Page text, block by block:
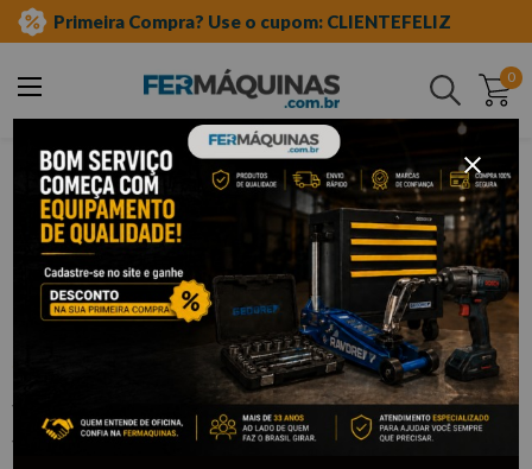
Primeira Compra? Use o cupom: CLIENTEFELIZ
0
Buscar
ferramentas manuais
soquetes e acessórios
soquetes de meia"
sextavado
Soquete Sextavado de 1/2 x 19 mm -
STELS